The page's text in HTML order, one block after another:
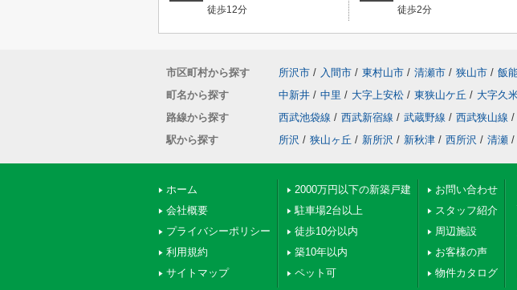
徒歩12分
徒歩2分
市区町村から探す 所沢市 / 入間市 / 東村山市 / 清瀬市 / 狭山市 / 飯
町名から探す
中新井 / 中里 / 大字上安松 / 東狭山ケ丘 / 大字久
路線から探す
西武池袋線 / 西武新宿線 / 武蔵野線 / 西武狭山線 /
駅から探す
所沢 / 狭山ヶ丘 / 新所沢 / 新秋津 / 西所沢 / 清瀬 /
ホーム
会社概要
プライバシーポリシー
利用規約
サイトマップ
2000万円以下の新築戸建
駐車場2台以上
徒歩10分以内
築10年以内
ペット可
お問い合わせ
スタッフ紹介
周辺施設
お客様の声
物件カタログ